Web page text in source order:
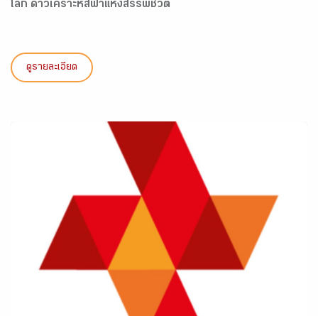
โลก ดาวเคราะห์สีฟ้าแห่งสรรพชีวิต
ดูรายละเอียด